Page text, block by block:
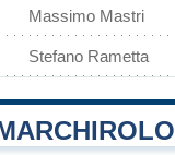
Massimo Mastri
Stefano Rametta